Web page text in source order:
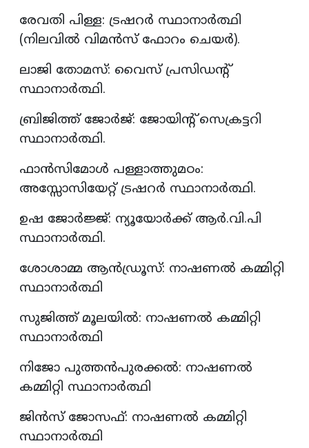
രേവതി പിള്ള: ട്രഷറർ സ്ഥാനാർത്ഥി
(നിലവിൽ വിമൻസ് ഫോറം ചെയർ).
ലാജി തോമസ്: വൈസ് പ്രസിഡന്റ്
സ്ഥാനാർത്ഥി.
ബ്രിജിത്ത് ജോർജ്: ജോയിന്റ് സെക്രട്ടറി
സ്ഥാനാർത്ഥി.
ഫാൻസിമോൾ പള്ളാത്തുമഠം:
അസ്സോസിയേറ്റ് ട്രഷറർ സ്ഥാനാർത്ഥി.
ഉഷ ജോർജ്ജ്: ന്യൂയോർക്ക് ആർ.വി.പി
സ്ഥാനാർത്ഥി.
ശോശാമ്മ ആൻഡ്രൂസ്: നാഷണൽ കമ്മിറ്റി
സ്ഥാനാർത്ഥി
സുജിത്ത് മൂലയിൽ: നാഷണൽ കമ്മിറ്റി
സ്ഥാനാർത്ഥി
നിജോ പുത്തൻപുരക്കൽ: നാഷണൽ
കമ്മിറ്റി സ്ഥാനാർത്ഥി
ജിൻസ് ജോസഫ്: നാഷണൽ കമ്മിറ്റി
സ്ഥാനാർത്ഥി